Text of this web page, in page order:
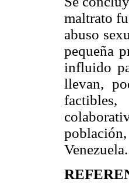
maltrato
abuso
pequeña
influido
llevan,
Venezuela.